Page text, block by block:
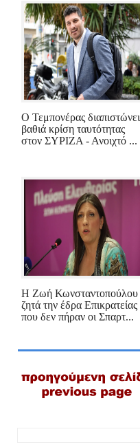
Ο Τεμπονέρας διαπιστώνει
βαθιά κρίση ταυτότητας
στον ΣΥΡΙΖΑ - Ανοιχτό ...
Η Ζωή Κωνσταντοπούλου
ζητά την έδρα Επικρατείας
που δεν πήραν οι Σπαρτ...